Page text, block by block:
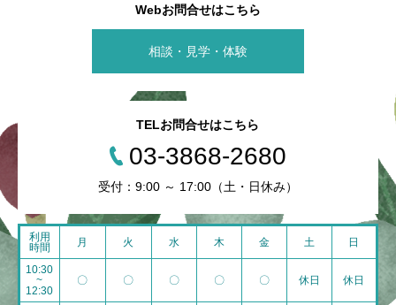
Webお問合せはこちら
相談・見学・体験
TELお問合せはこちら
03-3868-2680
受付：9:00 ～ 17:00（土・日休み）
利用
時間
月 火 水 木 金 土 日
10:30
~
12:30
〇 〇 〇 〇 〇 休日 休日